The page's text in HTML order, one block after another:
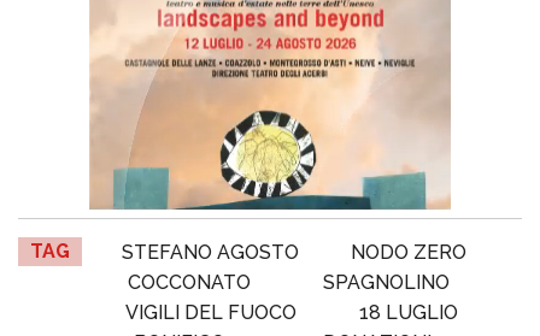
TAG STEFANO AGOSTO
NODO ZERO
COCCONATO
SPAGNOLINO
VIGILI DEL FUOCO
18 LUGLIO